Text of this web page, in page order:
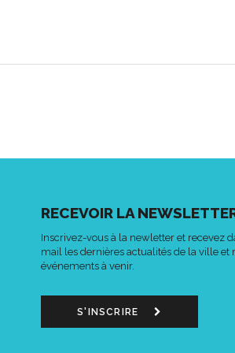
RECEVOIR LA
Inscrivez-vous à la newletter et recevez
mail les dernières actualités de la ville et
événements à venir.
S'INSCRIRE